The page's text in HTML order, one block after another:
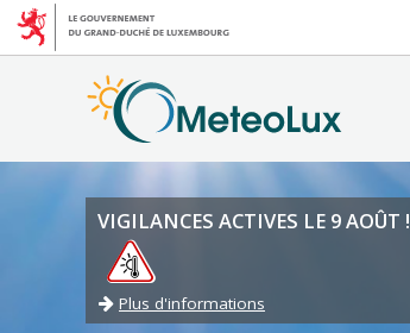
VIGILANCES ACTIVES LE 9 AOÛT !
Plus d'informations